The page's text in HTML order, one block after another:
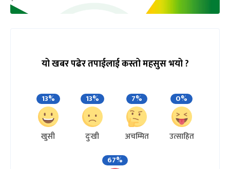
यो खबर पढेर तपाईलाई कस्तो महसुस भयो ?
13%
खुसी
13%
दुःखी
7%
अचम्मित
0%
उत्साहित
67%